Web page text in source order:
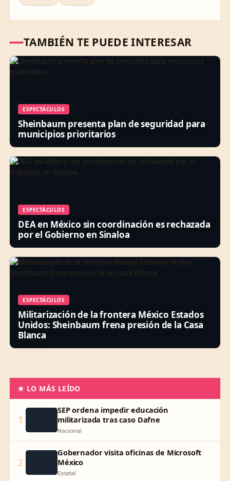
TAMBIÉN TE PUEDE INTERESAR
ESPECTÁCULOS
Sheinbaum presenta plan de seguridad para
municipios prioritarios
ESPECTÁCULOS
DEA en México sin coordinación es rechazada
por el Gobierno en Sinaloa
ESPECTÁCULOS
Militarización de la frontera México Estados
Unidos: Sheinbaum frena presión de la Casa
Blanca
★ LO MÁS LEÍDO
1
SEP ordena impedir educación
militarizada tras caso Dafne
Nacional
2
Gobernador visita oficinas de Microsoft
México
Estatal